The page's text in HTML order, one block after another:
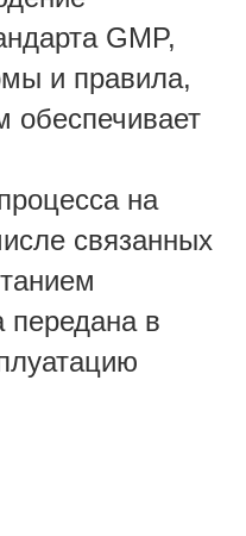
GMP,
и правила,
обеспечивает
на
связанных
передана в